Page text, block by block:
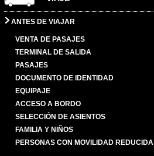
ANTES DE VIAJAR
VENTA DE PASAJES
TERMINAL DE SALIDA
PASAJES
DOCUMENTO DE IDENTIDAD
EQUIPAJE
ACCESO A BORDO
SELECCIÓN DE ASIENTOS
FAMILIA Y NIÑOS
PERSONAS CON MOVILIDAD REDUCIDA